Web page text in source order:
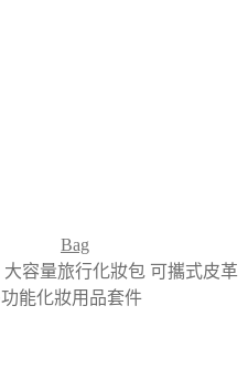
Bag
大容量旅行化妝包 可攜式皮革
能化妝用品套件